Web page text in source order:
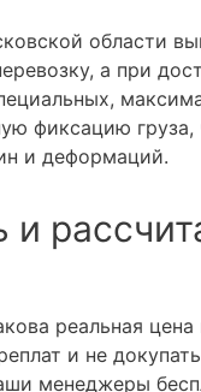
области
а при
фиксацию
и деформаций.
реальная
и не
менеджеры